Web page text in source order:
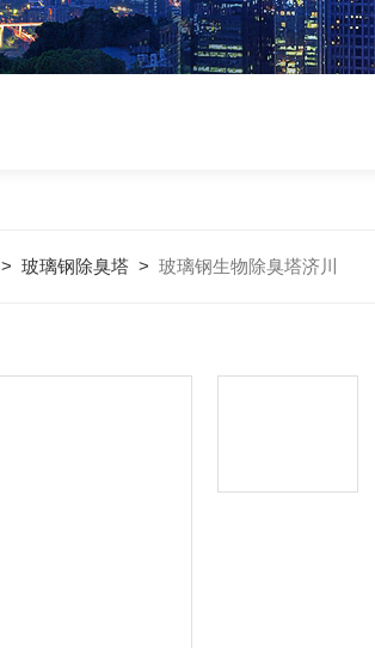
>玻璃钢除臭塔 >玻璃钢生物除臭塔济川